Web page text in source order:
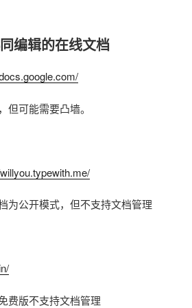
编辑的在线文档
但可能需要凸墙。
为公开模式，但不支持文档管理
费版不支持文档管理